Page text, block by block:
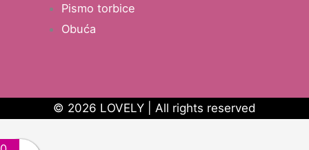
Pismo torbice
Obuća
© 2026 LOVELY | All rights reserved